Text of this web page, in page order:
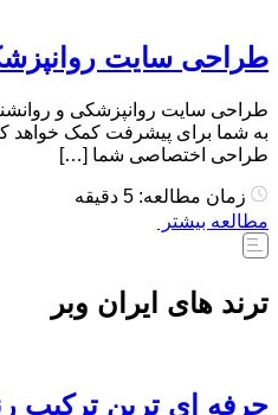
طراحی سایت
طراحی سایت روانپزشکی و
به شما برای پیشرفت کمک خواهد
طراحی اختصاصی شما […]
زمان مطالعه: 5 دقیقه
مطالعه بیشتر
ترند های ایران وبر
حرفه ای ترین ترکیب